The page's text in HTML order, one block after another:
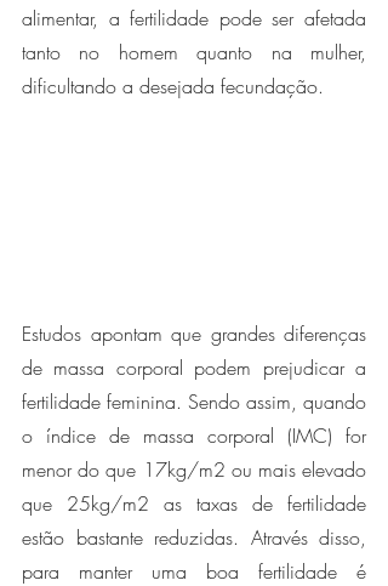
alimentar, a fertilidade pode ser afetada
tanto no homem quanto na mulher,
dificultando a desejada fecundação.
Estudos apontam que grandes diferenças
de massa corporal podem prejudicar a
fertilidade feminina. Sendo assim, quando
o índice de massa corporal (IMC) for
menor do que 17kg/m2 ou mais elevado
que 25kg/m2 as taxas de fertilidade
estão bastante reduzidas. Através disso,
para manter uma boa fertilidade é